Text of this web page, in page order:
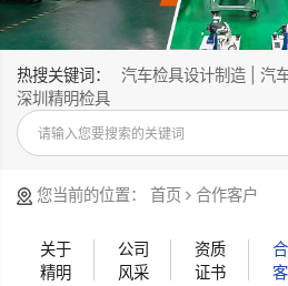
热搜关键词：
汽车检具设计制造 | 汽
深圳精明检具
您当前的位置： 首页 合作客户
关于
精明
公司
风采
资质
证书